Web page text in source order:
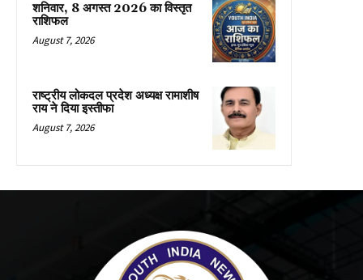
शनिवार, 8 अगस्त 2026 का विस्तृत
राशिफल
August 7, 2026
राष्ट्रीय लोकदल प्रदेश अध्यक्ष रामाशीष
राय ने दिया इस्तीफा
August 7, 2026